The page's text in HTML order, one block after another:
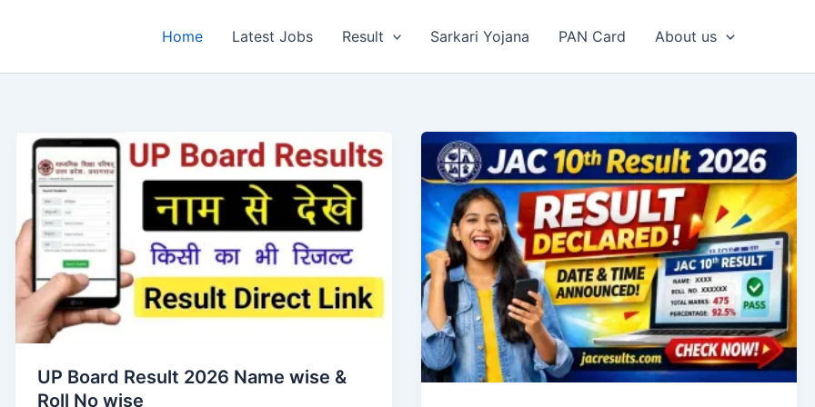
Home Latest Jobs Result Sarkari Yojana PAN Card About us
UP Board Result 2026 Name wise &
Roll No wise